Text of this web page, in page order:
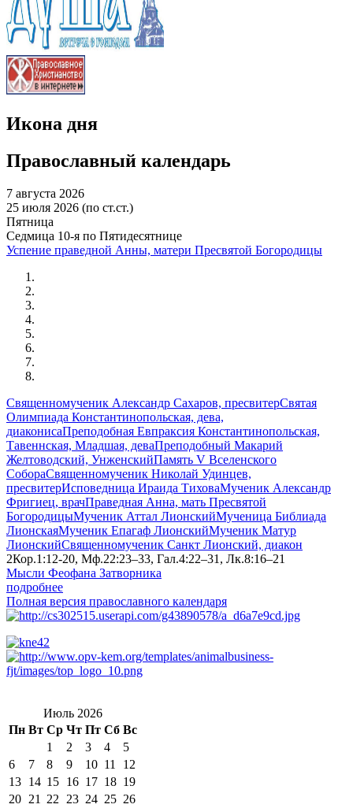
Икона дня
Православный календарь
7 августа 2026
25 июля 2026 (по ст.ст.)
Пятница
Седмица 10-я по Пятидесятнице
Успение праведной Анны, матери Пресвятой Богородицы
Священномученик Александр Сахаров, пресвитерСвятая
Олимпиада Константинопольская, дева,
диаконисаПреподобная Евпраксия Константинопольская,
Тавеннская, Младшая, деваПреподобный Макарий
Желтоводский, УнженскийПамять V Вселенского
СобораСвященномученик Николай Удинцев,
пресвитерИсповедница Ираида ТиховаМученик Александр
Фригиец, врачПраведная Анна, мать Пресвятой
БогородицыМученик Аттал ЛионскийМученица Библиада
ЛионскаяМученик Епагаф ЛионскийМученик Матур
ЛионскийСвященномученик Санкт Лионский, диакон
2Кор.1:12-20, Мф.22:23–33, Гал.4:22–31, Лк.8:16–21
Мысли Феофана Затворника
подробнее
Полная версия православного календаря
Июль 2026
Пн Вт Ср Чт Пт Сб Вс
1
2 3 4
5
6
7 8 9 10 11
12
13 14 15 16 17 18 19
20 21 22 23 24 25 26